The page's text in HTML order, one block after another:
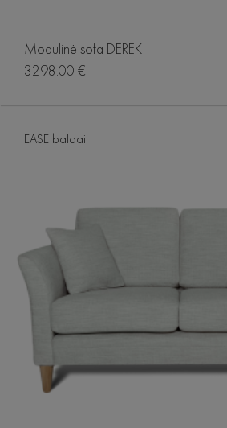
Modulinė sofa DEREK
3298.00 €
EASE baldai